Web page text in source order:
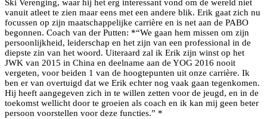
Ski Verenging, waar hij het erg interessant vond om de wereld niet
vanuit atleet te zien maar eens met een andere blik. Erik gaat zich nu
focussen op zijn maatschappelijke carrière en is net aan de PABO
begonnen. Coach van der Putten: *“We gaan hem missen om zijn
persoonlijkheid, leiderschap en het zijn van een professional in de
diepste zin van het woord. Uiteraard zal ik Erik zijn winst op het
JWK van 2015 in China en deelname aan de YOG 2016 nooit
vergeten, voor beiden 1 van de hoogtepunten uit onze carrière. Ik
ben er van overtuigd dat we Erik echter nog vaak gaan tegenkomen.
Hij heeft aangegeven zich in te willen zetten voor de jeugd, en in de
toekomst wellicht door te groeien als coach en ik kan mij geen beter
persoon voorstellen voor deze functies.” *